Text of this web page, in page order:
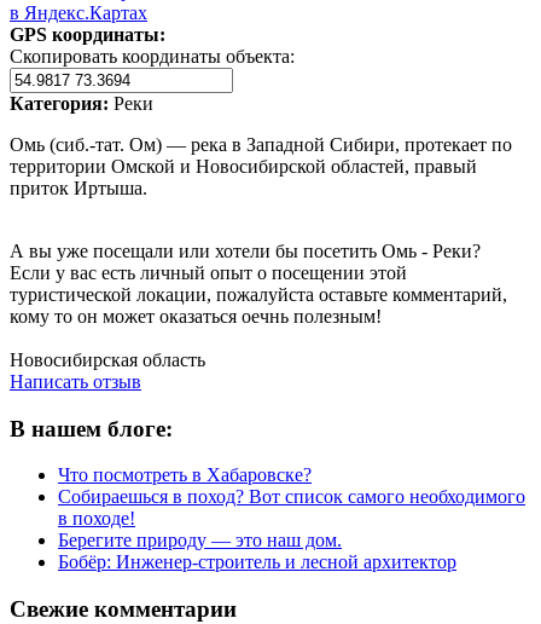
в Яндекс.Картах
GPS координаты:
Скопировать координаты объекта:
Категория: Реки
Омь (сиб.-тат. Ом) — река в Западной Сибири, протекает по
территории Омской и Новосибирской областей, правый
приток Иртыша.
А вы уже посещали или хотели бы посетить Омь - Реки?
Если у вас есть личный опыт о посещении этой
туристической локации, пожалуйста оставьте комментарий,
кому то он может оказаться оечнь полезным!
Новосибирская область
Написать отзыв
В нашем блоге:
Что посмотреть в Хабаровске?
Собираешься в поход? Вот список самого необходимого
в походе!
Берегите природу — это наш дом.
Бобёр: Инженер-строитель и лесной архитектор
Свежие комментарии